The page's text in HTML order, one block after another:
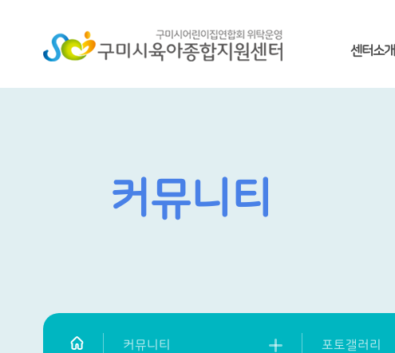
센터소개
커뮤니티
커뮤니티 포토갤러리